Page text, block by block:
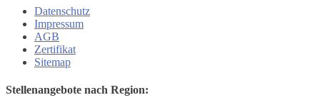
Datenschutz
Impressum
AGB
Zertifikat
Sitemap
Stellenangebote nach Region: